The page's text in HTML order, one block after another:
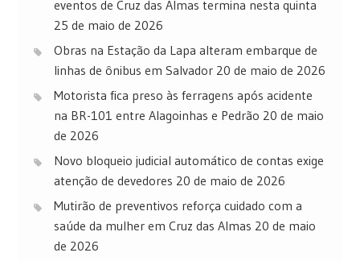
eventos de Cruz das Almas termina nesta quinta
25 de maio de 2026
Obras na Estação da Lapa alteram embarque de
linhas de ônibus em Salvador 20 de maio de 2026
Motorista fica preso às ferragens após acidente
na BR-101 entre Alagoinhas e Pedrão 20 de maio
de 2026
Novo bloqueio judicial automático de contas exige
atenção de devedores 20 de maio de 2026
Mutirão de preventivos reforça cuidado com a
saúde da mulher em Cruz das Almas 20 de maio
de 2026